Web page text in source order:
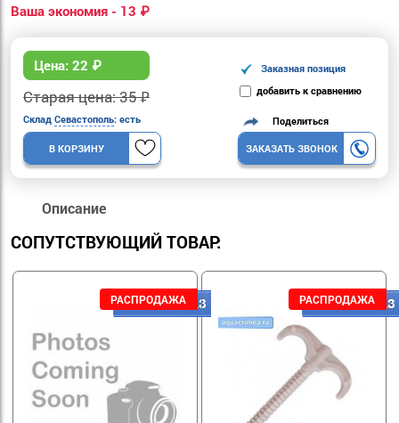
Ваша экономия - 13 ₽
Цена: 22 ₽
Старая цена: 35 ₽
Заказная позиция
добавить к сравнению
Склад Севастополь: есть
В КОРЗИНУ
Поделиться
ЗАКАЗАТЬ ЗВОНОК
Описание
СОПУТСТВУЮЩИЙ ТОВАР: